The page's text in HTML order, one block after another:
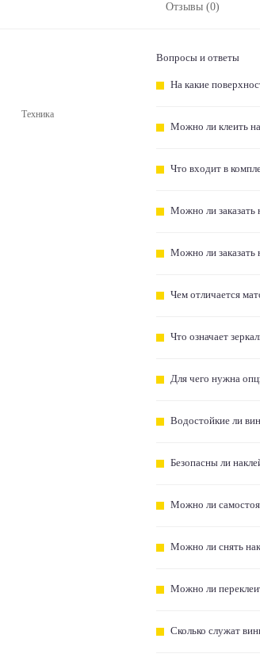
Отзывы (0)
Техника
Вопросы и ответы
На какие
Можно ли клеить
Что входит в
Можно ли заказать
Можно ли заказать
Чем отличается
Что означает
Для чего нужна
Водостойкие ли
Безопасны ли
Можно ли
Можно ли снять
Можно ли
Сколько служат